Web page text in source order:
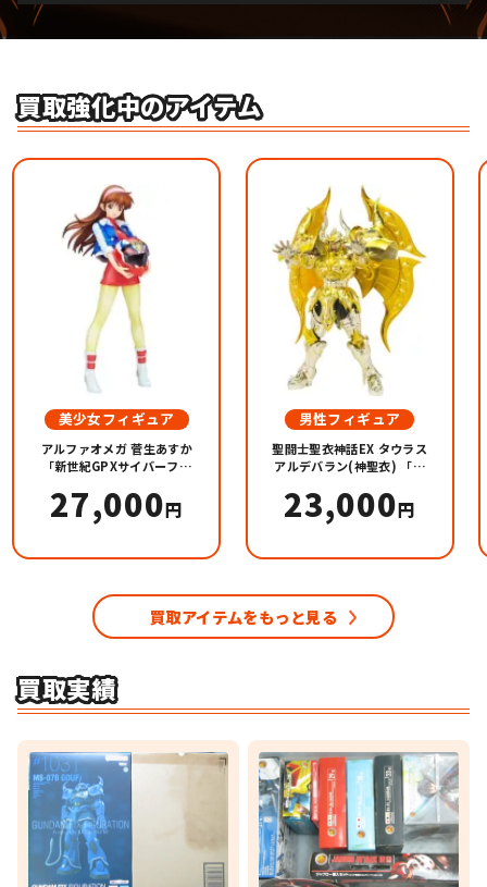
買取強化中のアイテム
美少女フィギュア
アルファオメガ 菅生あすか
「新世紀GPXサイバーフォ
バンダイ＆オンラインショ
ップ限定
27,000円
男性フィギュア
聖闘士聖衣神話EX タウラス
アルデバラン(神聖衣) 「聖
gold-」
23,000円
買取アイテムをもっと見る
買取実績